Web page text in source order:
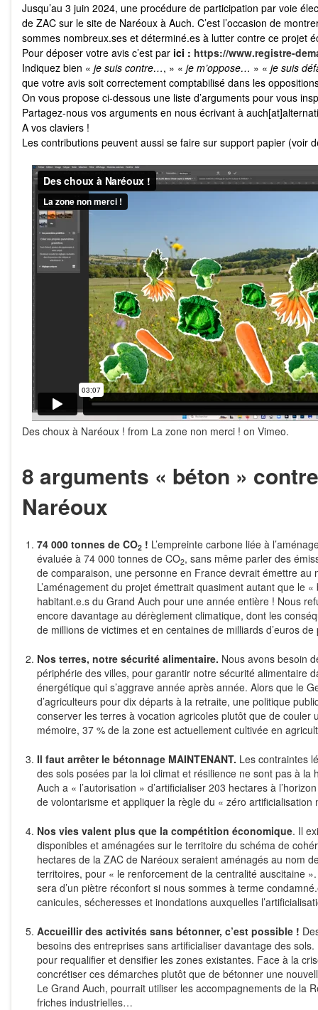
Jusqu’au 3 juin 2024, une procédure de participation par voie
de ZAC sur le site de Naréoux à Auch. C’est l’occasion de
sommes nombreux.ses et déterminé.es à lutter contre ce projet
Pour déposer votre avis c’est par ici : https://www.registre-
Indiquez bien « je suis contre…, » « je m’oppose… » « je suis
que votre avis soit correctement comptabilisé dans les
On vous propose ci-dessous une liste d’arguments pour vous
Partagez-nous vos arguments en nous écrivant à
A vos claviers !
Les contributions peuvent aussi se faire sur support papier (voir
Des choux à Naréoux ! from La zone non merci ! on Vimeo.
8 arguments « béton »
Naréoux
74 000 tonnes de CO2 ! L’empreinte carbone liée à
évaluée à 74 000 tonnes de CO2, sans même parler des
de comparaison, une personne en France devrait émettre au
L’aménagement du projet émettrait quasiment autant que le
habitant.e.s du Grand Auch pour une année entière ! Nous
encore davantage au dérèglement climatique, dont les
de millions de victimes et en centaines de milliards d’euros
Nos terres, notre sécurité alimentaire. Nous avons besoin
périphérie des villes, pour garantir notre sécurité alimentaire
énergétique qui s’aggrave année après année. Alors que le
d’agriculteurs pour dix départs à la retraite, une politique
conserver les terres à vocation agricoles plutôt que de couler
mémoire, 37 % de la zone est actuellement cultivée en
Il faut arrêter le bétonnage MAINTENANT. Les contraintes
des sols posées par la loi climat et résilience ne sont pas à la
Auch a « l’autorisation » d’artificialiser 203 hectares à
de volontarisme et appliquer la règle du « zéro artificialisation
Nos vies valent plus que la compétition économique. Il
disponibles et aménagées sur le territoire du schéma de
hectares de la ZAC de Naréoux seraient aménagés au nom
territoires, pour « le renforcement de la centralité auscitaine
sera d’un piètre réconfort si nous sommes à terme
canicules, sécheresses et inondations auxquelles
Accueillir des activités sans bétonner, c’est possible !
besoins des entreprises sans artificialiser davantage des sols.
pour requalifier et densifier les zones existantes. Face à la
concrétiser ces démarches plutôt que de bétonner une
Le Grand Auch, pourrait utiliser les accompagnements de la
friches industrielles…